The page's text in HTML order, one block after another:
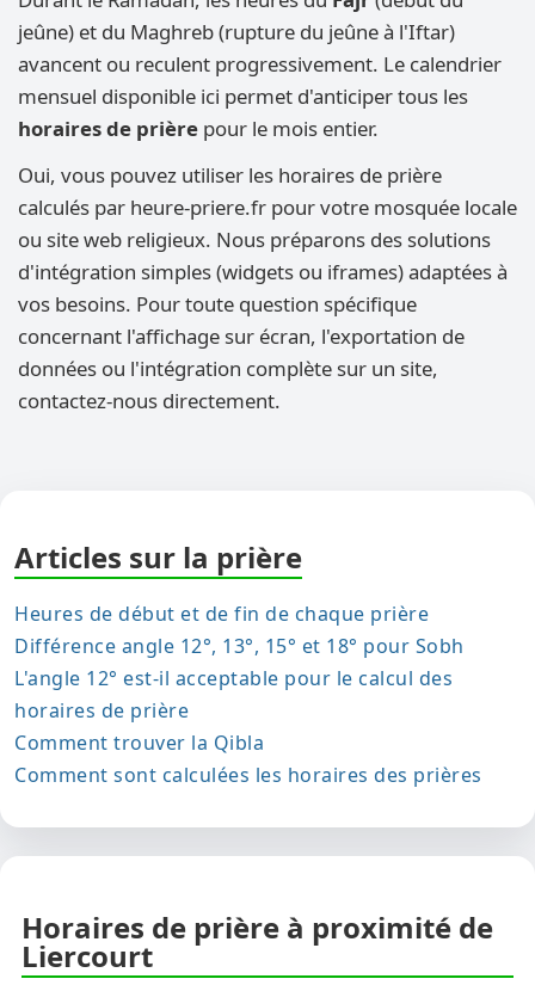
jeûne) et du Maghreb (rupture du jeûne à l'Iftar)
avancent ou reculent progressivement. Le calendrier
mensuel disponible ici permet d'anticiper tous les
horaires de prière pour le mois entier.
Oui, vous pouvez utiliser les horaires de prière
calculés par heure-priere.fr pour votre mosquée locale
ou site web religieux. Nous préparons des solutions
d'intégration simples (widgets ou iframes) adaptées à
vos besoins. Pour toute question spécifique
concernant l'affichage sur écran, l'exportation de
données ou l'intégration complète sur un site,
contactez-nous directement.
Articles sur la prière
Heures de début et de fin de chaque prière
Différence angle 12°, 13°, 15° et 18° pour Sobh
L'angle 12° est-il acceptable pour le calcul des
horaires de prière
Comment trouver la Qibla
Comment sont calculées les horaires des prières
Horaires de prière à proximité de
Liercourt